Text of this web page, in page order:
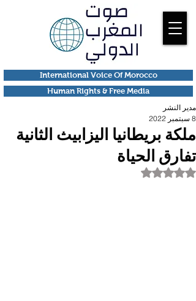
Human Rights & Free Media
International Voice Of Morocco
ملكة بريطانيا اليزابيث الثانية
تفارق الحياة
مدير النشر
8 سبتمبر 2022
تم التقييم بـ ليس رقمًا من أصل 5 نجوم.